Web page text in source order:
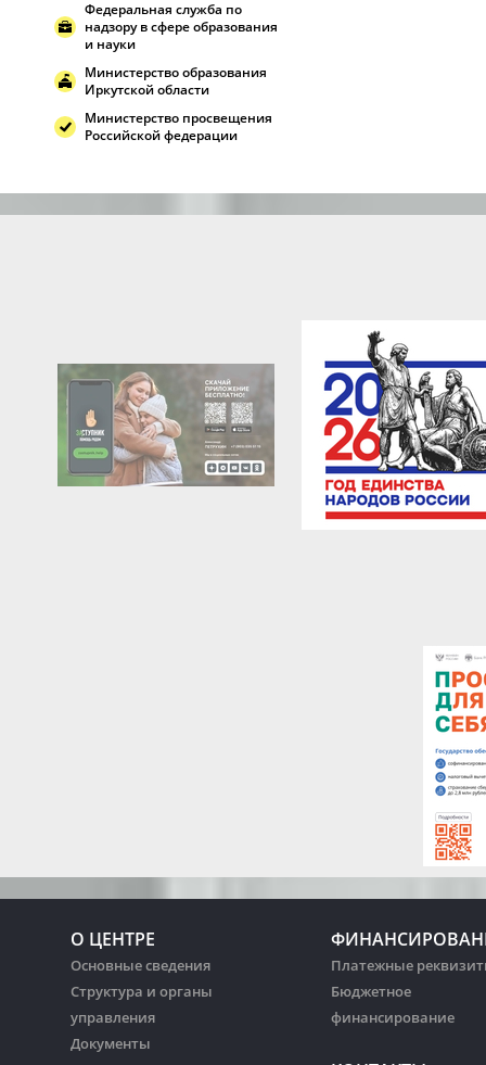
Федеральная служба по
надзору в сфере образования
и науки
Министерство образования
Иркутской области
Министерство просвещения
Российской федерации
О ЦЕНТРЕ
Основные сведения
Структура и органы
управления
Документы
Платежные
Бюджетное
финансирование